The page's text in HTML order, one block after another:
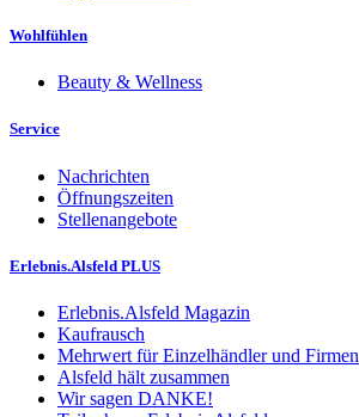
Wohlfühlen
Beauty & Wellness
Service
Nachrichten
Öffnungszeiten
Stellenangebote
Erlebnis.Alsfeld PLUS
Erlebnis.Alsfeld Magazin
Kaufrausch
Mehrwert für Einzelhändler und Firmen
Alsfeld hält zusammen
Wir sagen DANKE!